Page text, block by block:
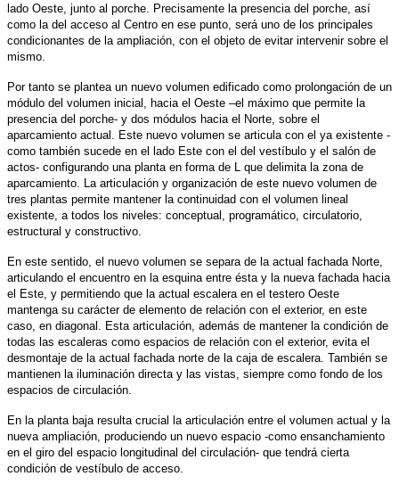
lado Oeste, junto al porche. Precisamente la presencia del porche, así
como la del acceso al Centro en ese punto, será uno de los principales
condicionantes de la ampliación, con el objeto de evitar intervenir sobre el
mismo.
Por tanto se plantea un nuevo volumen edificado como prolongación de un
módulo del volumen inicial, hacia el Oeste –el máximo que permite la
presencia del porche- y dos módulos hacia el Norte, sobre el
aparcamiento actual. Este nuevo volumen se articula con el ya existente -
como también sucede en el lado Este con el del vestíbulo y el salón de
actos- configurando una planta en forma de L que delimita la zona de
aparcamiento. La articulación y organización de este nuevo volumen de
tres plantas permite mantener la continuidad con el volumen lineal
existente, a todos los niveles: conceptual, programático, circulatorio,
estructural y constructivo.
En este sentido, el nuevo volumen se separa de la actual fachada Norte,
articulando el encuentro en la esquina entre ésta y la nueva fachada hacia
el Este, y permitiendo que la actual escalera en el testero Oeste
mantenga su carácter de elemento de relación con el exterior, en este
caso, en diagonal. Esta articulación, además de mantener la condición de
todas las escaleras como espacios de relación con el exterior, evita el
desmontaje de la actual fachada norte de la caja de escalera. También se
mantienen la iluminación directa y las vistas, siempre como fondo de los
espacios de circulación.
En la planta baja resulta crucial la articulación entre el volumen actual y la
nueva ampliación, produciendo un nuevo espacio -como ensanchamiento
en el giro del espacio longitudinal del circulación- que tendrá cierta
condición de vestíbulo de acceso.